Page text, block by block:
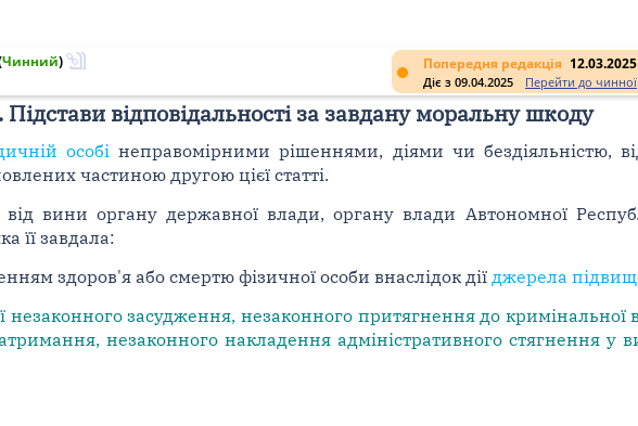
Попередня редакція 12.03.2025
Діє з 09.04.2025 Перейти до чинної
Чинний)